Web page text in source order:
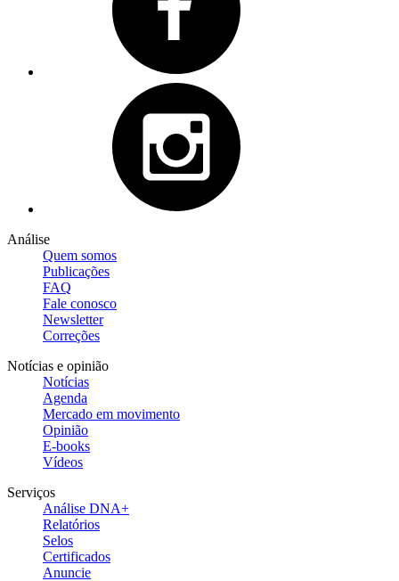
Análise
Quem somos
Publicações
FAQ
Fale conosco
Newsletter
Correções
Notícias e opinião
Notícias
Agenda
Mercado em movimento
Opinião
E-books
Vídeos
Serviços
Análise DNA+
Relatórios
Selos
Certificados
Anuncie